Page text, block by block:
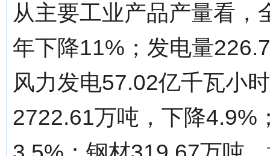
从主要工业产品产量看
年下降11%；发电量
风力发电57.02亿千瓦小
2722.61万吨，下降4.9%